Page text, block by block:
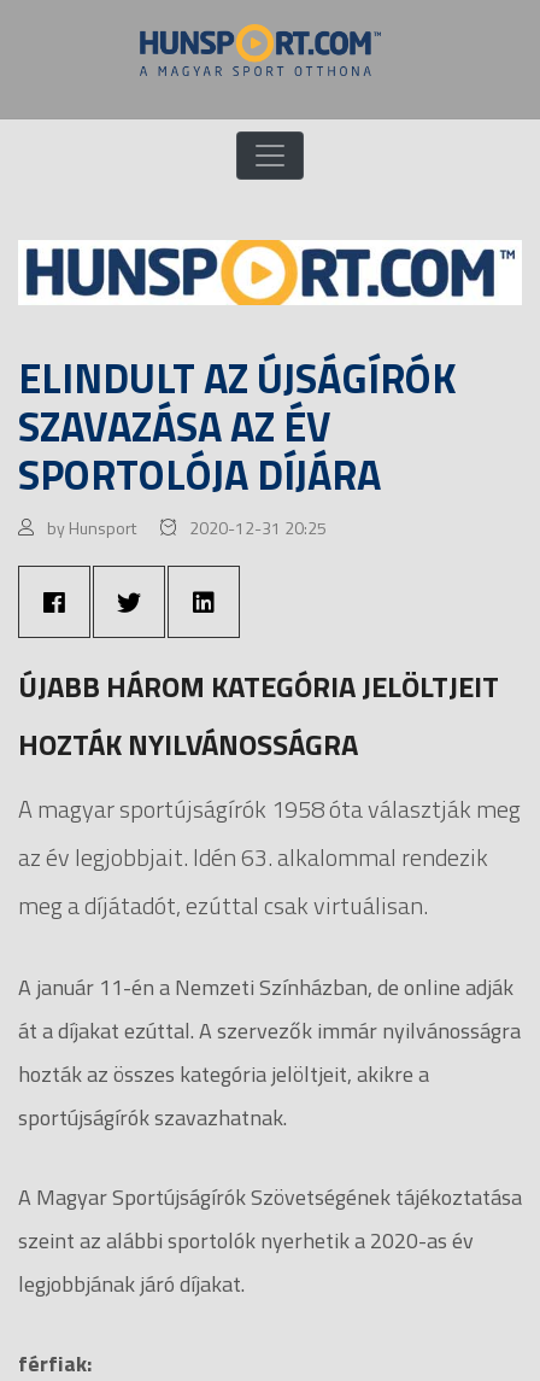
ELINDULT AZ ÚJSÁGÍRÓK
SZAVAZÁSA AZ ÉV
SPORTOLÓJA DÍJÁRA
by Hunsport 2020-12-31 20:25
ÚJABB HÁROM KATEGÓRIA JELÖLTJEIT
HOZTÁK NYILVÁNOSSÁGRA
A magyar sportújságírók 1958 óta választják meg
az év legjobbjait. Idén 63. alkalommal rendezik
meg a díjátadót, ezúttal csak virtuálisan.
A január 11-én a Nemzeti Színházban, de online adják
át a díjakat ezúttal. A szervezők immár nyilvánosságra
hozták az összes kategória jelöltjeit, akikre a
sportújságírók szavazhatnak.
A Magyar Sportújságírók Szövetségének tájékoztatása
szeint az alábbi sportolók nyerhetik a 2020-as év
legjobbjának járó díjakat.
férfiak: